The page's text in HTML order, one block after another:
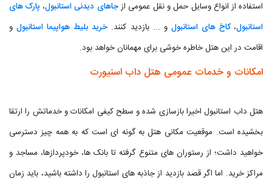
استفاده از انواع وسایل حمل و نقل عمومی ازجاهای دیدنی استانبول، پارک های
استانبول،کاخ های استانبول و ... بازدید کنند. خرید بلیط هواپیما استانبولو
اقامت در این هتل خاطره خوشی برای مهمانان خواهد بود.
امکانات و خدمات عمومی هتل داب اسنیورت
هتل داب استانبول اخیرا بازسازی شده و سطح کیفی امکانات و خدماتش را ارتقا
بخشیده است. موقعیت مکانی هتل به گونه ای است که به همه چیز دسترسی
خواهید داشت؛ از رستوران های متنوع گرفته تا بانک ها، خودپردازها، مساجد و
مراکز خرید. اما اگر قصد بازدید از جاذبه های استانبول را داشته باشید، باید زمان